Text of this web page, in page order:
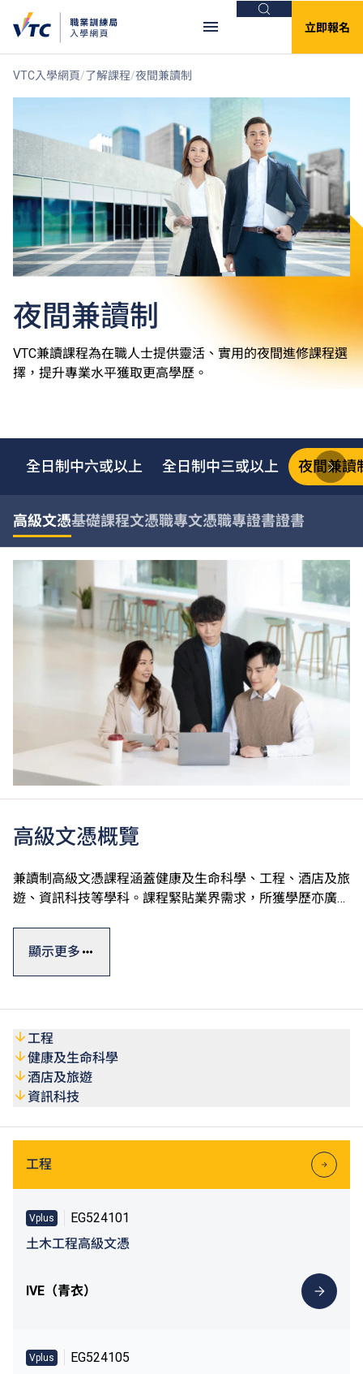
搜尋
立即報名
VTC入學網頁 了解課程 夜間兼讀制
夜間兼讀制
VTC兼讀課程為在職人士提供靈活、實用的夜間進修課程選
擇，提升專業水平獲取更高學歷。
全日制中六或以上 全日制中三或以上 夜間兼讀
高級文憑基礎課程文憑職專文憑職專證書證書
高級文憑概覽
兼讀制高級文憑課程涵蓋健康及生命科學、工程、酒店及旅
遊、資訊科技等學科。課程緊貼業界需求，所獲學歷亦廣受
此外，VTC亦提供多元化終身學習短期課程，涵蓋人工智
VTC畢業生及學生入讀指定課程可獲最多50%學費減免，上
限為港幣1,000元。
資助詳情請參閱Vplus專才進修資助
(https://vplus.vtc.edu.hk)
顯示更多
工程
健康及生命科學
酒店及旅遊
資訊科技
工程
Vplus
EG524101
土木工程高級文憑
IVE（青衣）
Vplus
EG524105